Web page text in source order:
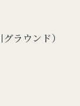
ラウンド）